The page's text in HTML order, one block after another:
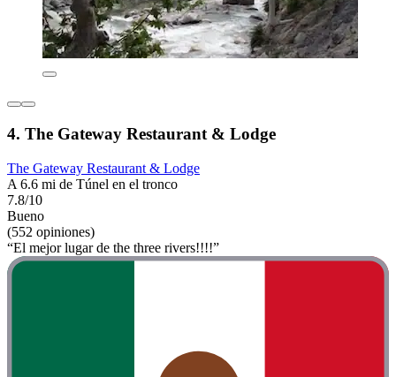
4. The Gateway Restaurant & Lodge
The Gateway Restaurant & Lodge
A 6.6 mi de Túnel en el tronco
7.8/10
Bueno
(552 opiniones)
“El mejor lugar de the three rivers!!!!”